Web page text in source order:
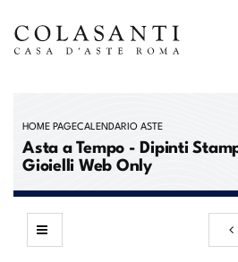
HOME PAGECALENDARIO ASTE
Asta a Tempo - Dipinti
Gioielli Web Only